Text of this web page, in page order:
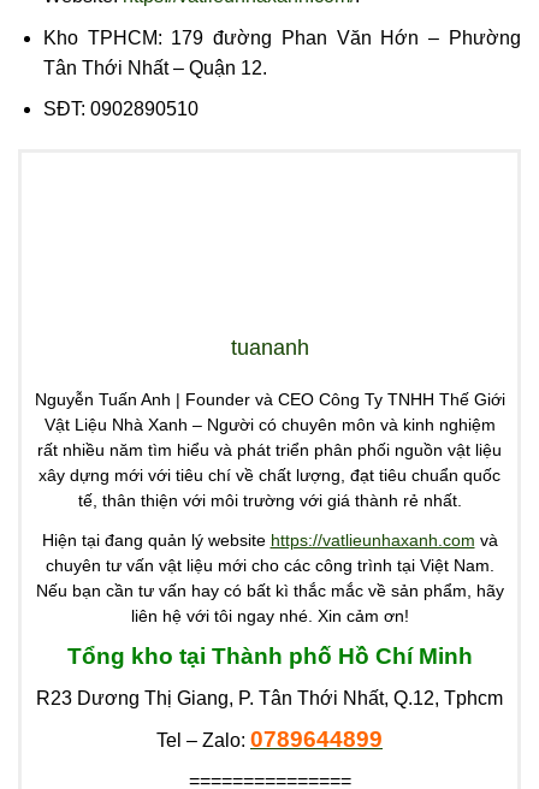
Kho TPHCM: 179 đường Phan Văn Hớn – Phường
Tân Thới Nhất – Quận 12.
SĐT: 0902890510
tuananh
Nguyễn Tuấn Anh | Founder và CEO Công Ty TNHH Thế Giới
Vật Liệu Nhà Xanh – Người có chuyên môn và kinh nghiệm
rất nhiều năm tìm hiểu và phát triển phân phối nguồn vật liệu
xây dựng mới với tiêu chí về chất lượng, đạt tiêu chuẩn quốc
tế, thân thiện với môi trường với giá thành rẻ nhất.
Hiện tại đang quản lý website https://vatlieunhaxanh.com và
chuyên tư vấn vật liệu mới cho các công trình tại Việt Nam.
Nếu bạn cần tư vấn hay có bất kì thắc mắc về sản phẩm, hãy
liên hệ với tôi ngay nhé. Xin cảm ơn!
Tổng kho tại Thành phố Hồ Chí Minh
R23 Dương Thị Giang, P. Tân Thới Nhất, Q.12, Tphcm
Tel – Zalo: 0789644899
===============